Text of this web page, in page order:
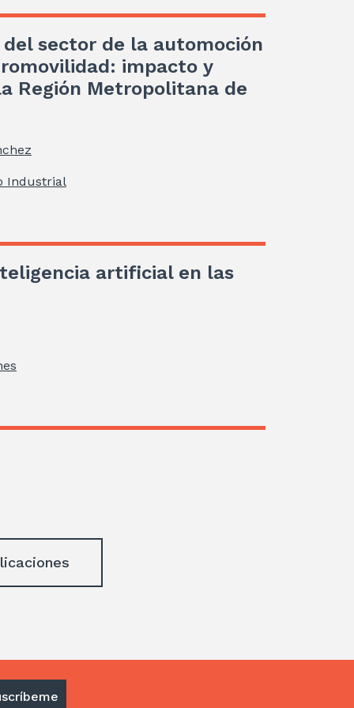
sector de la automoción
impacto y
Región Metropolitana de
Industrial
artificial en las